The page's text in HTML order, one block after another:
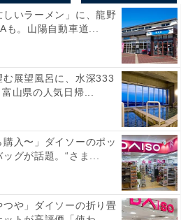
しいラーメン」に、龍野
も。山陽自動車道...
展望風呂に、水深333
山県の人気日帰...
購入〜」ダイソーのポッ
グが話題。“さま...
つや」ダイソーの折り畳